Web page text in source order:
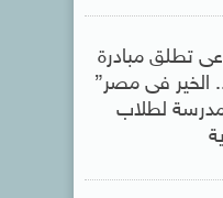
تطلق مبادرة
الخير فى مصر”
لطلاب